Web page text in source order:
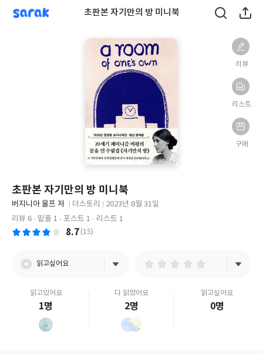
sarak 초판본 자기만의 방 미니북
리뷰
리스트
구매
초판본 자기만의 방 미니북
글
쓴
버지니아 울프 저
출
사
더스토리
출
판
2023년 8월 31일
리뷰 6
밑줄 1 포스트 1 리스트 1
8.7 (15)
읽고싶어요
읽고있어요
1명
다 읽었어요
2명
읽고싶어요
0명